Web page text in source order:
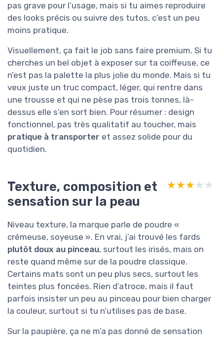
pas grave pour l’usage, mais si tu aimes reproduire
des looks précis ou suivre des tutos, c’est un peu
moins pratique.
Visuellement, ça fait le job sans faire premium. Si tu
cherches un bel objet à exposer sur ta coiffeuse, ce
n’est pas la palette la plus jolie du monde. Mais si tu
veux juste un truc compact, léger, qui rentre dans
une trousse et qui ne pèse pas trois tonnes, là-
dessus elle s’en sort bien. Pour résumer : design
fonctionnel, pas très qualitatif au toucher, mais
pratique à transporter et assez solide pour du
quotidien.
Texture, composition et
sensation sur la peau
★★★★★
★★★★★
Niveau texture, la marque parle de poudre «
crémeuse, soyeuse ». En vrai, j’ai trouvé les fards
plutôt doux au pinceau, surtout les irisés, mais on
reste quand même sur de la poudre classique.
Certains mats sont un peu plus secs, surtout les
teintes plus foncées. Rien d’atroce, mais il faut
parfois insister un peu au pinceau pour bien charger
la couleur, surtout si tu n’utilises pas de base.
Sur la paupière, ça ne m’a pas donné de sensation